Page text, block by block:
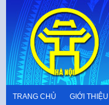
content
TRANG CHỦ GIỚI THIỆU